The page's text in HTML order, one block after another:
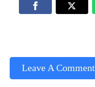
Leave A Comment